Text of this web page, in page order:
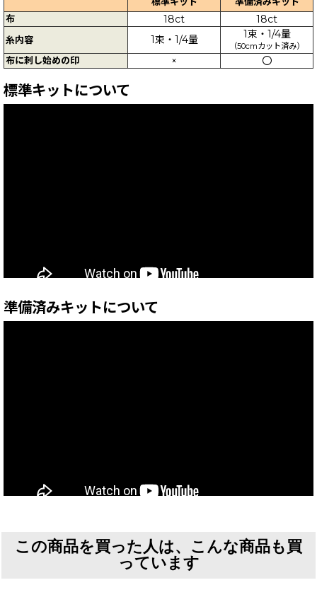
布
18ct 18ct
糸内容 1束・1/4量 1束・1/4量
（50cmカット済み）
布に刺し始めの印 × 〇
標準キットについて
準備済みキットについて
この商品を買った人は、こんな商品も買
っています